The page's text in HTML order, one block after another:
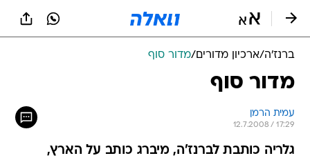
ברנז'ה/ארכיון מדורים/מדור סוף
מדור סוף
עמית הרמן
12.7.2008 / 17:29
גלריה כותבת לברנז'ה, מיברג כותב על הארץ,